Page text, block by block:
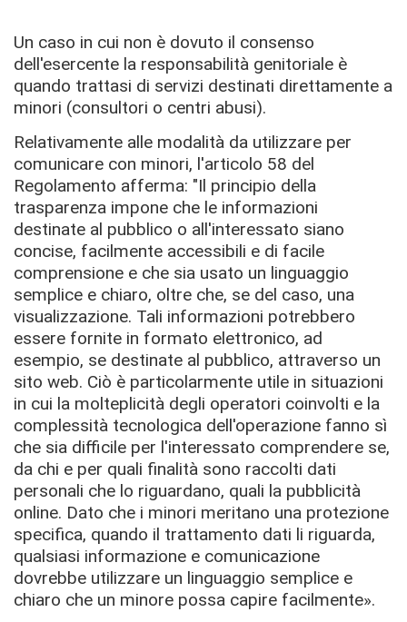
Un caso in cui non è dovuto il consenso
dell'esercente la responsabilità genitoriale è
quando trattasi di servizi destinati direttamente a
minori (consultori o centri abusi).
Relativamente alle modalità da utilizzare per
comunicare con minori, l'articolo 58 del
Regolamento afferma: "Il principio della
trasparenza impone che le informazioni
destinate al pubblico o all'interessato siano
concise, facilmente accessibili e di facile
comprensione e che sia usato un linguaggio
semplice e chiaro, oltre che, se del caso, una
visualizzazione. Tali informazioni potrebbero
essere fornite in formato elettronico, ad
esempio, se destinate al pubblico, attraverso un
sito web. Ciò è particolarmente utile in situazioni
in cui la molteplicità degli operatori coinvolti e la
complessità tecnologica dell'operazione fanno sì
che sia difficile per l'interessato comprendere se,
da chi e per quali finalità sono raccolti dati
personali che lo riguardano, quali la pubblicità
online. Dato che i minori meritano una protezione
specifica, quando il trattamento dati li riguarda,
qualsiasi informazione e comunicazione
dovrebbe utilizzare un linguaggio semplice e
chiaro che un minore possa capire facilmente».